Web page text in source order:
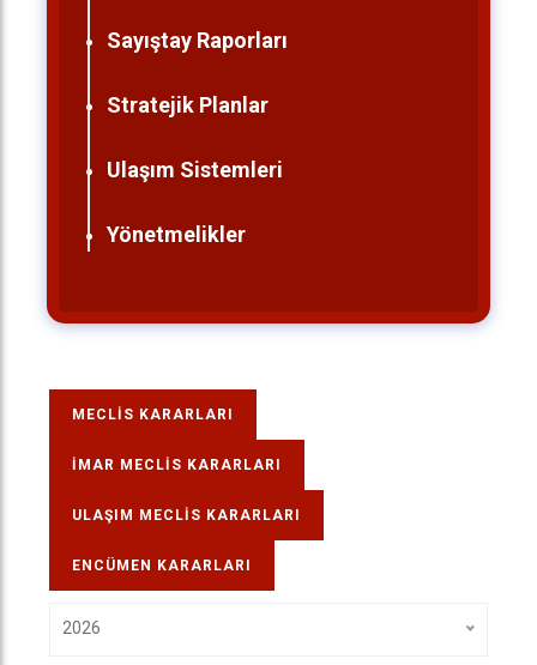
Sayıştay Raporları
Stratejik Planlar
Ulaşım Sistemleri
Yönetmelikler
MECLIS KARARLARI
İMAR MECLIS KARARLARI
ULAŞIM MECLIS KARARLARI
ENCÜMEN KARARLARI
2026